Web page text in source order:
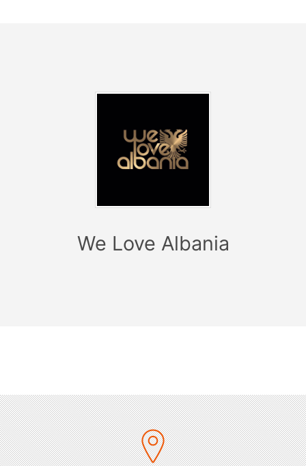
• MOZZIK
• DJ GIMI-O
• DJ KOREX
__________________________________
CARL BENZ ARENA
We Love Albania